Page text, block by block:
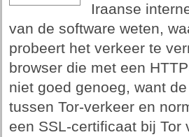
Iraanse
van de software weten,
probeert het verkeer te
browser die met een
niet goed genoeg, want
tussen Tor-verkeer en
een SSL-certificaat bij